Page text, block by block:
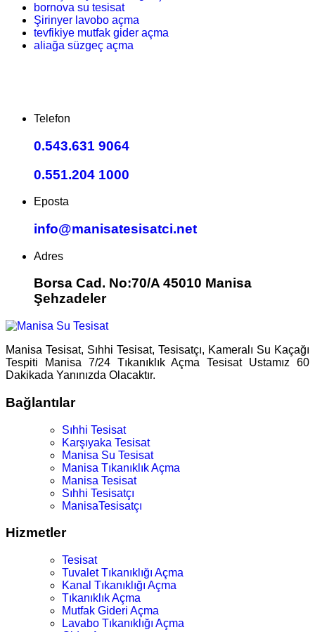
bornova su tesisat
Şirinyer lavobo açma
tevfikiye mutfak gider açma
aliağa süzgeç açma
Telefon
0.543.631 9064
0.551.204 1000
Eposta
info@manisatesisatci.net
Adres
Borsa Cad. No:70/A 45010 Manisa
Şehzadeler
Manisa Tesisat, Sıhhi Tesisat, Tesisatçı, Kameralı Su Kaçağı
Tespiti Manisa 7/24 Tıkanıklık Açma Tesisat Ustamız 60
Dakikada Yanınızda Olacaktır.
Bağlantılar
Sıhhi Tesisat
Karşıyaka Tesisat
Manisa Su Tesisat
Manisa Tıkanıklık Açma
Manisa Tesisat
Sıhhi Tesisatçı
ManisaTesisatçı
Hizmetler
Tesisat
Tuvalet Tıkanıklığı Açma
Kanal Tıkanıklığı Açma
Tıkanıklık Açma
Mutfak Gideri Açma
Lavabo Tıkanıklığı Açma